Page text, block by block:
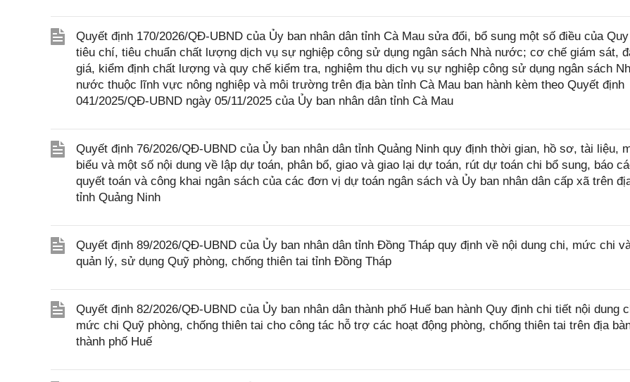
Quyết định 170/2026/QĐ-UBND của Ủy ban nhân dân tỉnh Cà Mau sửa đổi, bổ sung một số điều của
tiêu chí, tiêu chuẩn chất lượng dịch vụ sự nghiệp công sử dụng ngân sách Nhà nước; cơ chế giám sát,
giá, kiểm định chất lượng và quy chế kiểm tra, nghiệm thu dịch vụ sự nghiệp công sử dụng ngân sách
nước thuộc lĩnh vực nông nghiệp và môi trường trên địa bàn tỉnh Cà Mau ban hành kèm theo Quyết định
041/2025/QĐ-UBND ngày 05/11/2025 của Ủy ban nhân dân tỉnh Cà Mau
Quyết định 76/2026/QĐ-UBND của Ủy ban nhân dân tỉnh Quảng Ninh quy định thời gian, hồ sơ, tài liệu,
biểu và một số nội dung về lập dự toán, phân bổ, giao và giao lại dự toán, rút dự toán chi bổ sung, báo
quyết toán và công khai ngân sách của các đơn vị dự toán ngân sách và Ủy ban nhân dân cấp xã trên
tỉnh Quảng Ninh
Quyết định 89/2026/QĐ-UBND của Ủy ban nhân dân tỉnh Đồng Tháp quy định về nội dung chi, mức chi
quản lý, sử dụng Quỹ phòng, chống thiên tai tỉnh Đồng Tháp
Quyết định 82/2026/QĐ-UBND của Ủy ban nhân dân thành phố Huế ban hành Quy định chi tiết nội dung
mức chi Quỹ phòng, chống thiên tai cho công tác hỗ trợ các hoạt động phòng, chống thiên tai trên địa
thành phố Huế